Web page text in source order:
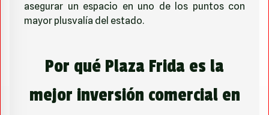
asegurar un espacio en uno de los puntos con
mayor plusvalía del estado.
Por qué Plaza Frida es la
mejor inversión comercial en